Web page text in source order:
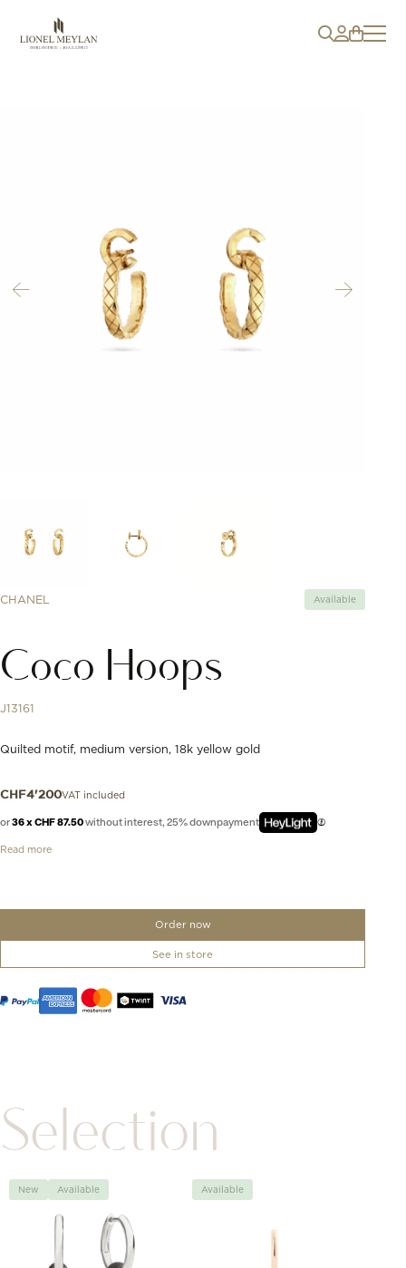
CHANEL Available
Coco Hoops
J13161
Quilted motif, medium version, 18k yellow gold
CHF4'200VAT included
or36 x CHF 87.50without interest, 25% downpayment
Read more
Order now
See in store
Selection
New Available Available